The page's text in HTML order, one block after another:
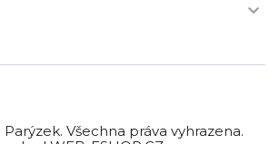

Všechna práva vyhrazena.